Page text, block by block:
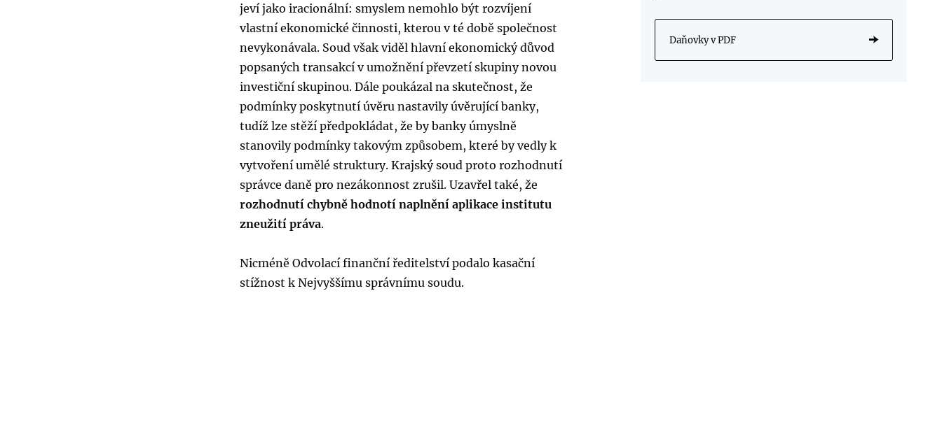
jeví jako iracionální: smyslem nemohlo být rozvíjení
vlastní ekonomické činnosti, kterou v té době společnost
nevykonávala. Soud však viděl hlavní ekonomický důvod
popsaných transakcí v umožnění převzetí skupiny novou
investiční skupinou. Dále poukázal na skutečnost, že
podmínky poskytnutí úvěru nastavily úvěrující banky,
tudíž lze stěží předpokládat, že by banky úmyslně
stanovily podmínky takovým způsobem, které by vedly k
vytvoření umělé struktury. Krajský soud proto rozhodnutí
správce daně pro nezákonnost zrušil. Uzavřel také, že
rozhodnutí chybně hodnotí naplnění aplikace institutu
zneužití práva.
Nicméně Odvolací finanční ředitelství podalo kasační
stížnost k Nejvyššímu správnímu soudu.
Daňovky v PDF